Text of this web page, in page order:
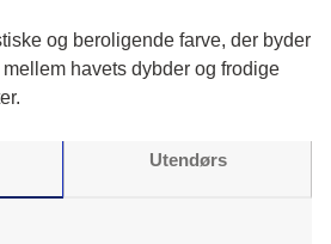
og beroligende farve, der byder
havets dybder og frodige
Utendørs